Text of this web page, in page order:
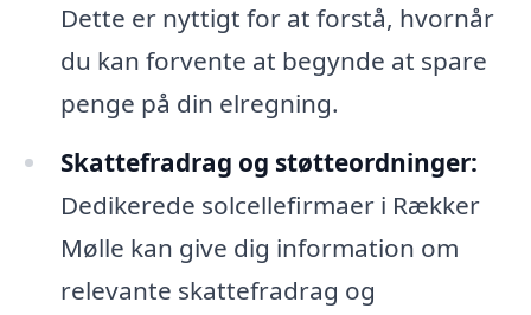
Dette er nyttigt for at forstå, hvornår
du kan forvente at begynde at spare
penge på din elregning.
Skattefradrag og støtteordninger:
Dedikerede solcellefirmaer i Rækker
Mølle kan give dig information om
relevante skattefradrag og